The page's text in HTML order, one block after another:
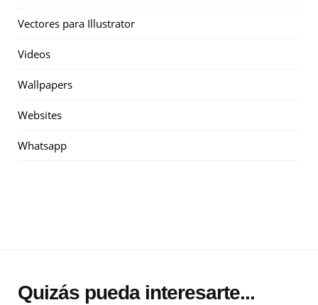
Vectores para Illustrator
Videos
Wallpapers
Websites
Whatsapp
Quizás pueda interesarte...